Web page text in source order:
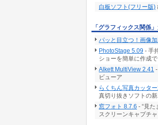
白板ソフト(フリー版)
「グラフィックス関係
パッと目立つ！画像
PhotoStage 5.09 - 手
ショーを簡単に作成
Alkett MultiView 2.41
ビューア
らくちん写真カッタ
真切り抜きソフトの
窓フォト 8.7.6 - “見
スクリーンキャプチャ